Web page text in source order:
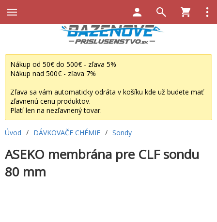
Nákup od 50€ do 500€ - zľava 5%
Nákup nad 500€ - zľava 7%
Zľava sa vám automaticky odráta v košíku kde už budete mať
zľavnenú cenu produktov.
Platí len na nezľavnený tovar.
Úvod / DÁVKOVAČE CHÉMIE / Sondy
ASEKO membrána pre CLF sondu
80 mm